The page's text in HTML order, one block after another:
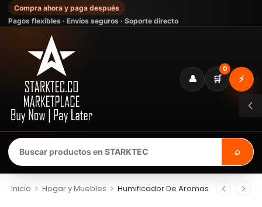
Compra ahora y paga después
Pagos flexibles · Envíos seguros · Soporte directo
👤 🛒
0
⚡
⌕
Inicio > Hogar y Muebles > Humificador De Aromas